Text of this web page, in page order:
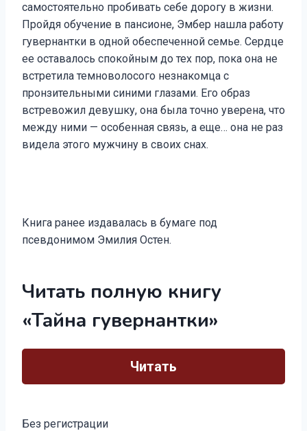
самостоятельно пробивать себе дорогу в жизни.
Пройдя обучение в пансионе, Эмбер нашла работу
гувернантки в одной обеспеченной семье. Сердце
ее оставалось спокойным до тех пор, пока она не
встретила темноволосого незнакомца с
пронзительными синими глазами. Его образ
встревожил девушку, она была точно уверена, что
между ними — особенная связь, а еще… она не раз
видела этого мужчину в своих снах.
Книга ранее издавалась в бумаге под
псевдонимом Эмилия Остен.
Читать полную книгу
«Тайна гувернантки»
Читать
Без регистрации